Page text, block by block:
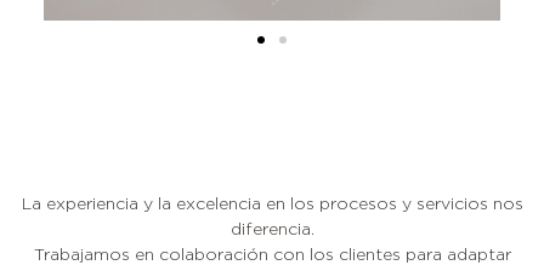
La experiencia y la excelencia en los procesos y servicios nos
diferencia.
Trabajamos en colaboración con los clientes para adaptar